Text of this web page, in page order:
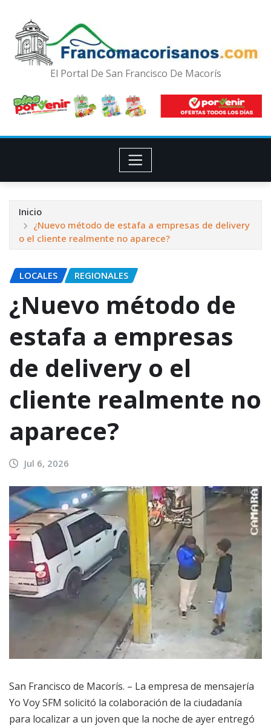
El Portal De San Francisco De Macorís
Inicio
¿Nuevo método de estafa a empresas de delivery
o el cliente realmente no aparece?
LOCALES REGIONALES
¿Nuevo método de
estafa a empresas
de delivery o el
cliente realmente no
aparece?
Jul 6, 2026
San Francisco de Macorís. – La empresa de mensajería
Yo Voy SFM solicitó la colaboración de la ciudadanía
para localizar a un joven que la noche de ayer entregó